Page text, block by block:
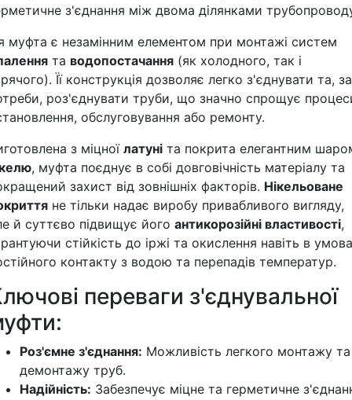
з'єднання між двома ділянками
муфта є незамінним елементом при монтажі систем
та водопостачання (як холодного, так і
Її конструкція дозволяє легко з'єднувати та, за
роз'єднувати труби, що значно спрощує
обслуговування або ремонту.
з міцної латуні та покрита елегантним
, муфта поєднує в собі довговічність матеріалу та
захист від зовнішніх факторів. Нікельоване
не тільки надає виробу привабливого вигляду,
й суттєво підвищує його антикорозійні властивості,
стійкість до іржі та окислення навіть в
контакту з водою та перепадів температур.
переваги з'єднувальної
Роз'ємне з'єднання: Можливість легкого монтажу та
демонтажу труб.
Надійність: Забезпечує міцне та герметичне